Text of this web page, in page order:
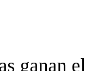
ganan el